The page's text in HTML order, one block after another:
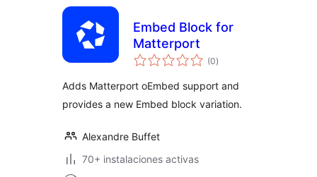
Embed Block for
Matterport
(0valoraciones
en
)
Adds Matterport oEmbed support and
provides a new Embed block variation.
Alexandre Buffet
70+ instalaciones activas